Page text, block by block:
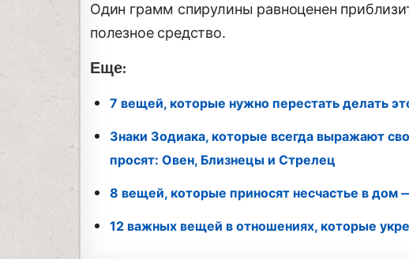
Один грамм спирулины равноценен
полезное средство.
Еще:
7 вещей, которые нужно перестать делать
Знаки Зодиака, которые всегда выражают
просят: Овен, Близнецы и Стрелец
8 вещей, которые приносят несчастье в дом
12 важных вещей в отношениях, которые